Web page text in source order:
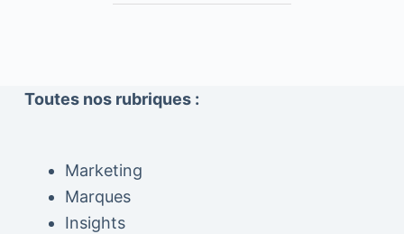
Toutes nos rubriques :
Marketing
Marques
Insights